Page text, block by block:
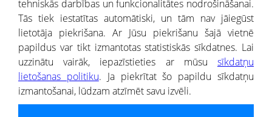
Uzņēmumu atlase
Monitorings
Kredītizziņa par ārvalstu uzņēmumiem
® CREDITREFORM Latvija
SIA
tehniskās darbības un funkcionalitātes nodrošināšanai.
Tās tiek iestatītas automātiski, un tām nav jāiegūst
lietotāja piekrišana. Ar Jūsu piekrišanu šajā vietnē
papildus var tikt izmantotas statistiskās sīkdatnes. Lai
uzzinātu vairāk, iepazīstieties ar mūsu sīkdatņu
lietošanas politiku. Ja piekrītat šo papildu sīkdatņu
izmantošanai, lūdzam atzīmēt savu izvēli.